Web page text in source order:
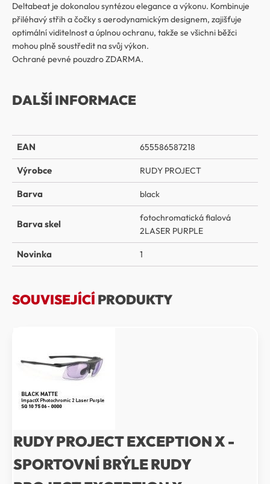
Deltabeat je dokonalou syntézou elegance a výkonu. Kombinuje
přiléhavý střih a čočky s aerodynamickým designem, zajišťuje
optimální viditelnost a úplnou ochranu, takže se všichni běžci
mohou plně soustředit na svůj výkon.
Ochrané pevné pouzdro ZDARMA.
DALŠÍ INFORMACE
EAN 655586587218
Výrobce RUDY PROJECT
Barva black
Barva skel
fotochromatická fialová
2LASER PURPLE
Novinka 1
SOUVISEJÍCÍ PRODUKTY
RUDY PROJECT EXCEPTION X -
SPORTOVNÍ BRÝLE RUDY